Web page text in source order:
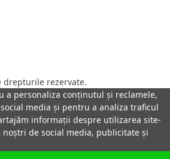
drepturile rezervate.
a personaliza conținutul și reclamele,
media și pentru a analiza traficul
informații despre utilizarea site-
de social media, publicitate și